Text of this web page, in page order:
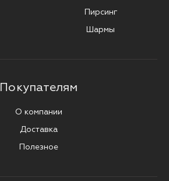
Пирсинг
Шармы
Покупателям
О компании
Доставка
Полезное